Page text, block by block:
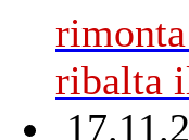
ribalta